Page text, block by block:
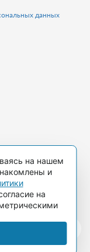
данных
на нашем
и
на